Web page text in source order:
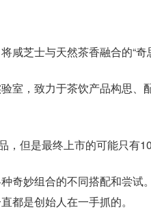
咸芝士与天然茶香融合的“奇
室，致力于茶饮产品构思
但是最终上市的可能只有10
奇妙组合的不同搭配和尝
都是创始人在一手抓的。